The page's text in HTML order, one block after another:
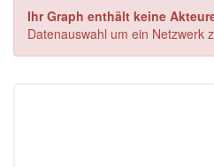
Ihr Graph enthält keine
Datenauswahl um ein Netzwerk